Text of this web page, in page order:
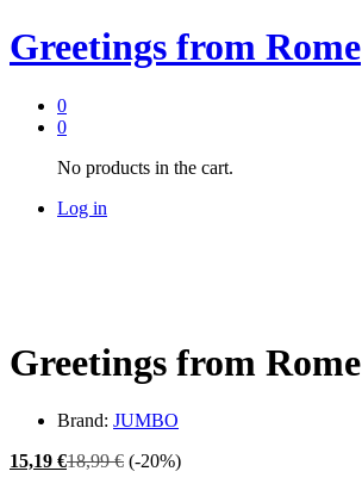
Greetings from Rome
0
0
No products in the cart.
Log in
Greetings from Rome
Brand: JUMBO
15,19 €18,99€ (-20%)